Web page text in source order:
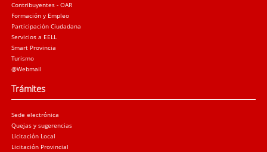
Contribuyentes - OAR
Formación y Empleo
Participación Ciudadana
Servicios a EELL
Smart Provincia
Turismo
@Webmail
Trámites
Sede electrónica
Quejas y sugerencias
Licitación Local
Licitación Provincial